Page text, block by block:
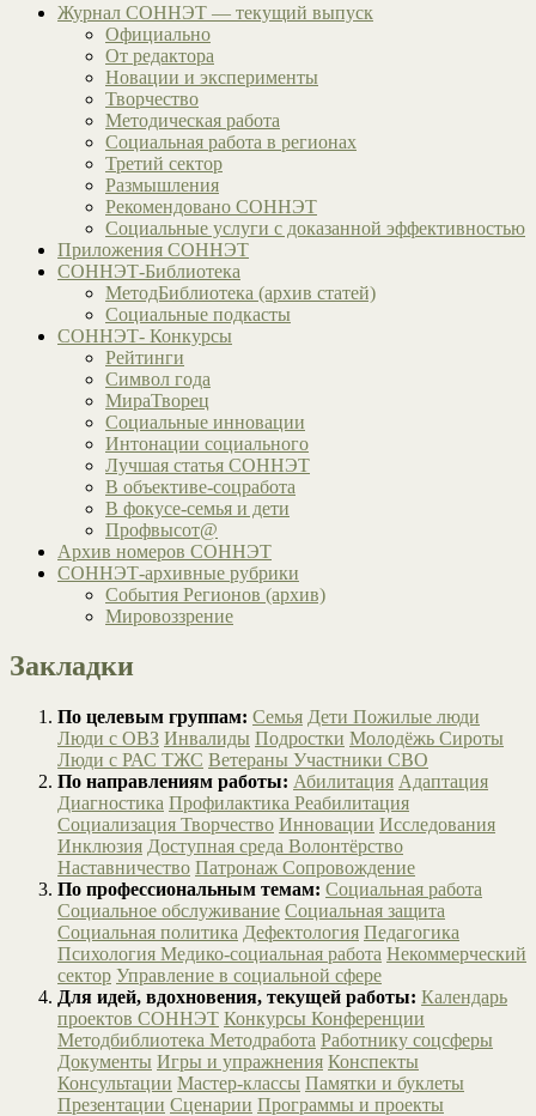
Журнал СОННЭТ — текущий выпуск
Официально
От редактора
Новации и эксперименты
Творчество
Методическая работа
Социальная работа в регионах
Третий сектор
Размышления
Рекомендовано СОННЭТ
Социальные услуги с доказанной эффективностью
Приложения СОННЭТ
СОННЭТ-Библиотека
МетодБиблиотека (архив статей)
Социальные подкасты
СОННЭТ- Конкурсы
Рейтинги
Символ года
МираТворец
Социальные инновации
Интонации социального
Лучшая статья СОННЭТ
В объективе-соцработа
В фокусе-семья и дети
Профвысот@
Архив номеров СОННЭТ
СОННЭТ-архивные рубрики
События Регионов (архив)
Мировоззрение
Закладки
По целевым группам: Семья Дети Пожилые люди
Люди с ОВЗ Инвалиды Подростки Молодёжь Сироты
Люди с РАС ТЖС Ветераны Участники СВО
По направлениям работы: Абилитация Адаптация
Диагностика Профилактика Реабилитация
Социализация Творчество Инновации Исследования
Инклюзия Доступная среда Волонтёрство
Наставничество Патронаж Сопровождение
По профессиональным темам: Социальная работа
Социальное обслуживание Социальная защита
Социальная политика Дефектология Педагогика
Психология Медико-социальная работа Некоммерческий
сектор Управление в социальной сфере
Для идей, вдохновения, текущей работы: Календарь
проектов СОННЭТ Конкурсы Конференции
Методбиблиотека Методработа Работнику соцсферы
Документы Игры и упражнения Конспекты
Консультации Мастер-классы Памятки и буклеты
Презентации Сценарии Программы и проекты